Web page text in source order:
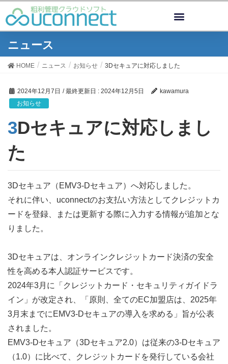
ニュース
HOME ニュース お知らせ 3Dセキュアに対応しました
2024年12月7日 / 最終更新日 : 2024年12月5日
kawamura
お知らせ
3Dセキュアに対応しまし
た
3Dセキュア（EMV3-Dセキュア）へ対応しました。
それに伴い、uconnectのお支払い方法としてクレジットカ
ードを登録、または更新する際に入力する情報が追加とな
りました。
3Dセキュアは、オンラインクレジットカード決済の安全
性を高める本人認証サービスです。
2024年3月に「クレジットカード・セキュリティガイドラ
イン」が改定され、「原則、全てのEC加盟店は、2025年
3月末までにEMV3-Dセキュアの導入を求める」旨が公表
されました。
EMV3-Dセキュア（3Dセキュア2.0）は従来の3-Dセキュア
（1.0）に比べて、クレジットカードを発行している会社